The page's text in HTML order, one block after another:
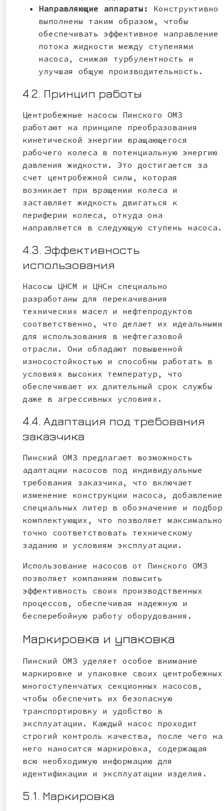
Направляющие аппараты: Конструктивно
выполнены таким образом, чтобы
обеспечивать эффективное направление
потока жидкости между ступенями
насоса, снижая турбулентность и
улучшая общую производительность.
4.2. Принцип работы
Центробежные насосы Пинского ОМЗ
работают на принципе преобразования
кинетической энергии вращающегося
рабочего колеса в потенциальную энергию
давления жидкости. Это достигается за
счет центробежной силы, которая
возникает при вращении колеса и
заставляет жидкость двигаться к
периферии колеса, откуда она
направляется в следующую ступень насоса.
4.3. Эффективность
использования
Насосы ЦНСМ и ЦНСн специально
разработаны для перекачивания
технических масел и нефтепродуктов
соответственно, что делает их идеальными
для использования в нефтегазовой
отрасли. Они обладают повышенной
износостойкостью и способны работать в
условиях высоких температур, что
обеспечивает их длительный срок службы
даже в агрессивных условиях.
4.4. Адаптация под требования
заказчика
Пинский ОМЗ предлагает возможность
адаптации насосов под индивидуальные
требования заказчика, что включает
изменение конструкции насоса, добавление
специальных литер в обозначение и подбор
комплектующих, что позволяет максимально
точно соответствовать техническому
заданию и условиям эксплуатации.
Использование насосов от Пинского ОМЗ
позволяет компаниям повысить
эффективность своих производственных
процессов, обеспечивая надежную и
бесперебойную работу оборудования.
Маркировка и упаковка
Пинский ОМЗ уделяет особое внимание
маркировке и упаковке своих центробежных
многоступенчатых секционных насосов,
чтобы обеспечить их безопасную
транспортировку и удобство в
эксплуатации. Каждый насос проходит
строгий контроль качества, после чего на
него наносится маркировка, содержащая
всю необходимую информацию для
идентификации и эксплуатации изделия.
5.1. Маркировка